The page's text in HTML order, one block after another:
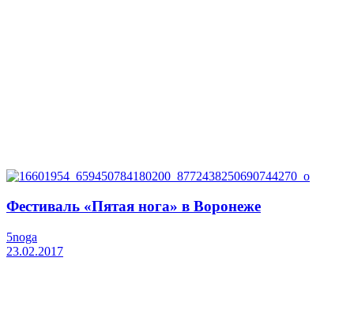
Фестиваль «Пятая нога» в Воронеже
5noga
23.02.2017